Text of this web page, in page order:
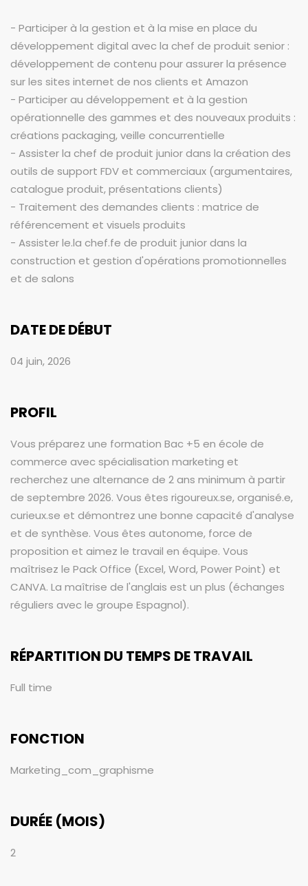
- Participer à la gestion et à la mise en place du
développement digital avec la chef de produit senior :
développement de contenu pour assurer la présence
sur les sites internet de nos clients et Amazon
- Participer au développement et à la gestion
opérationnelle des gammes et des nouveaux produits :
créations packaging, veille concurrentielle
- Assister la chef de produit junior dans la création des
outils de support FDV et commerciaux (argumentaires,
catalogue produit, présentations clients)
- Traitement des demandes clients : matrice de
référencement et visuels produits
- Assister le.la chef.fe de produit junior dans la
construction et gestion d'opérations promotionnelles
et de salons
DATE DE DÉBUT
04 juin, 2026
PROFIL
Vous préparez une formation Bac +5 en école de
commerce avec spécialisation marketing et
recherchez une alternance de 2 ans minimum à partir
de septembre 2026. Vous êtes rigoureux.se, organisé.e,
curieux.se et démontrez une bonne capacité d'analyse
et de synthèse. Vous êtes autonome, force de
proposition et aimez le travail en équipe. Vous
maîtrisez le Pack Office (Excel, Word, Power Point) et
CANVA. La maîtrise de l'anglais est un plus (échanges
réguliers avec le groupe Espagnol).
RÉPARTITION DU TEMPS DE TRAVAIL
Full time
FONCTION
Marketing_com_graphisme
DURÉE (MOIS)
2